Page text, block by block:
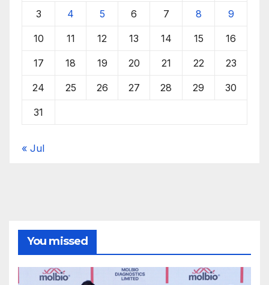
3 4 5 6 7 8 9
10 11 12 13 14 15 16
17 18 19 20 21 22 23
24 25 26 27 28 29 30
31
« Jul
You missed